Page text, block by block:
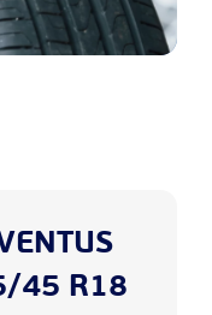
45 R18